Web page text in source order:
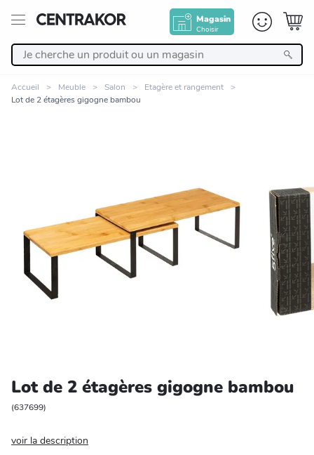
Magasin
Choisir
Meuble
Cuisine et art de la table
Salle de bain et beauté
Animalerie
Bricolage et auto
Accueil Meuble Salon
Etagère et rangement
Lot de 2 étagères gigogne bambou
Zoomer sur l'image
Lot de 2 étagères gigogne bambou
(637699)
voir la description